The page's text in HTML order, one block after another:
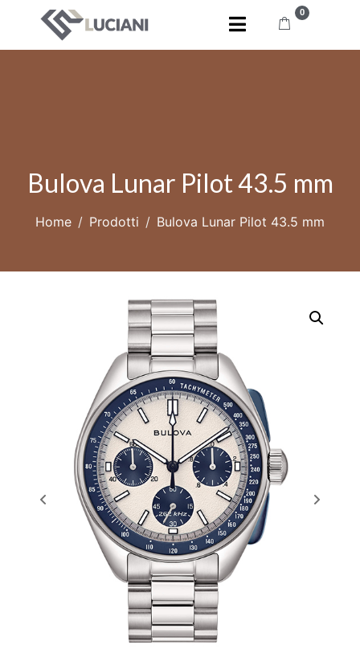
0
Bulova Lunar Pilot 43.5 mm
Home Prodotti Bulova Lunar Pilot 43.5 mm